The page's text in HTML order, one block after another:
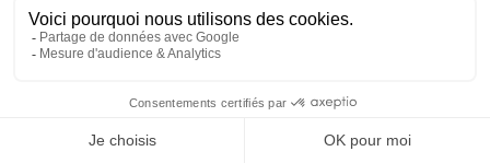
Transfert vers le lieu de votre choix à Bordeaux
Striptease dans le véhicule
Une bouteille de champagne offerte pour votre
Capacité max : 6 personnes
Mon EVG à Bordeaux